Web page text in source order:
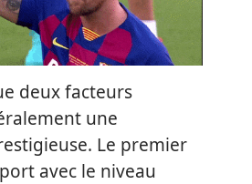
deux facteurs
une
Le premier
avec le niveau